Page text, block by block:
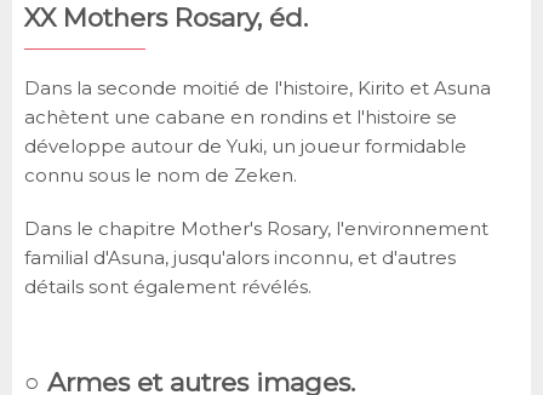
XX Mothers Rosary, éd.
Dans la seconde moitié de l'histoire, Kirito et Asuna
achètent une cabane en rondins et l'histoire se
développe autour de Yuki, un joueur formidable
connu sous le nom de Zeken.
Dans le chapitre Mother's Rosary, l'environnement
familial d'Asuna, jusqu'alors inconnu, et d'autres
détails sont également révélés.
○ Armes et autres images.